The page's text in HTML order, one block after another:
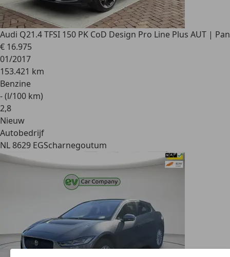
Audi Q21.4 TFSI 150 PK CoD Design Pro Line Plus AUT | Pan
€ 16.975
01/2017
153.421 km
Benzine
- (l/100 km)
2,8
Nieuw
Autobedrijf
NL 8629 EGScharnegoutum